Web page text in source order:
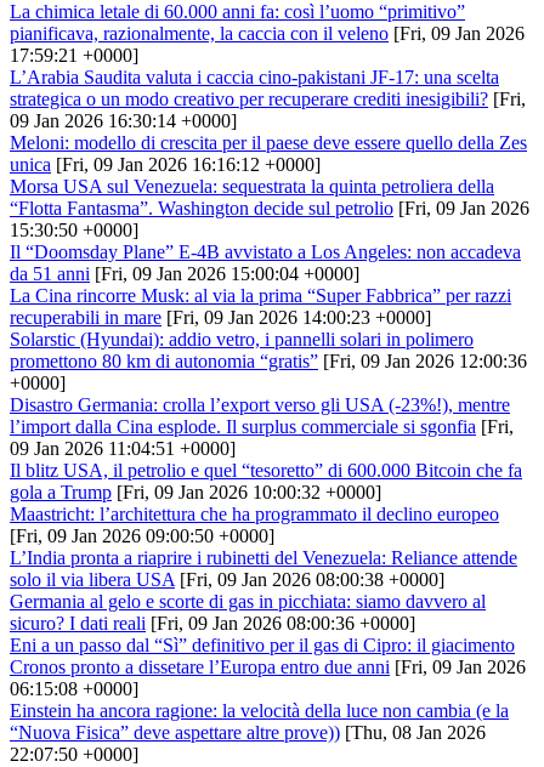
La chimica letale di 60.000 anni fa: così l’uomo “primitivo”
pianificava, razionalmente, la caccia con il veleno [Fri, 09 Jan 2026
17:59:21 +0000]
L’Arabia Saudita valuta i caccia cino-pakistani JF-17: una scelta
strategica o un modo creativo per recuperare crediti inesigibili? [Fri,
09 Jan 2026 16:30:14 +0000]
Meloni: modello di crescita per il paese deve essere quello della Zes
unica [Fri, 09 Jan 2026 16:16:12 +0000]
Morsa USA sul Venezuela: sequestrata la quinta petroliera della
“Flotta Fantasma”. Washington decide sul petrolio [Fri, 09 Jan 2026
15:30:50 +0000]
Il “Doomsday Plane” E-4B avvistato a Los Angeles: non accadeva
da 51 anni [Fri, 09 Jan 2026 15:00:04 +0000]
La Cina rincorre Musk: al via la prima “Super Fabbrica” per razzi
recuperabili in mare [Fri, 09 Jan 2026 14:00:23 +0000]
Solarstic (Hyundai): addio vetro, i pannelli solari in polimero
promettono 80 km di autonomia “gratis” [Fri, 09 Jan 2026 12:00:36
+0000]
Disastro Germania: crolla l’export verso gli USA (-23%!), mentre
l’import dalla Cina esplode. Il surplus commerciale si sgonfia [Fri,
09 Jan 2026 11:04:51 +0000]
Il blitz USA, il petrolio e quel “tesoretto” di 600.000 Bitcoin che fa
gola a Trump [Fri, 09 Jan 2026 10:00:32 +0000]
Maastricht: l’architettura che ha programmato il declino europeo
[Fri, 09 Jan 2026 09:00:50 +0000]
L’India pronta a riaprire i rubinetti del Venezuela: Reliance attende
solo il via libera USA [Fri, 09 Jan 2026 08:00:38 +0000]
Germania al gelo e scorte di gas in picchiata: siamo davvero al
sicuro? I dati reali [Fri, 09 Jan 2026 08:00:36 +0000]
Eni a un passo dal “Sì” definitivo per il gas di Cipro: il giacimento
Cronos pronto a dissetare l’Europa entro due anni [Fri, 09 Jan 2026
06:15:08 +0000]
Einstein ha ancora ragione: la velocità della luce non cambia (e la
“Nuova Fisica” deve aspettare altre prove)) [Thu, 08 Jan 2026
22:07:50 +0000]